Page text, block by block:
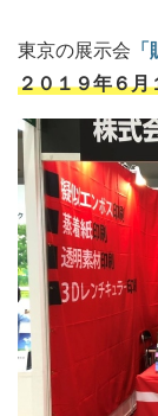
東京の展示会
２０１９年６月